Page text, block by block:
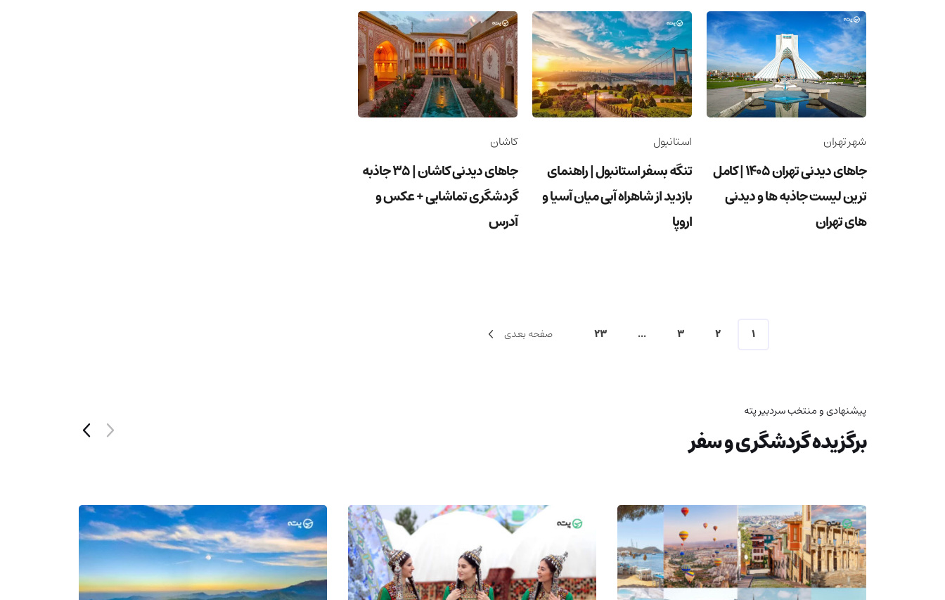
شهر تهران
جاهای دیدنی تهران 1405 | کامل
ترین لیست جاذبه ها و دیدنی
های تهران
استانبول
تنگه بسفر استانبول | راهنمای
بازدید از شاهراه آبی میان آسیا و
اروپا
کاشان
جاهای دیدنی کاشان | ۳۵ جاذبه
گردشگری تماشایی + عکس و
آدرس
1
2
3
...
23 صفحه بعدی
پیشنهادی و منتخب سردبیر پته
برگزیده گردشگری و سفر